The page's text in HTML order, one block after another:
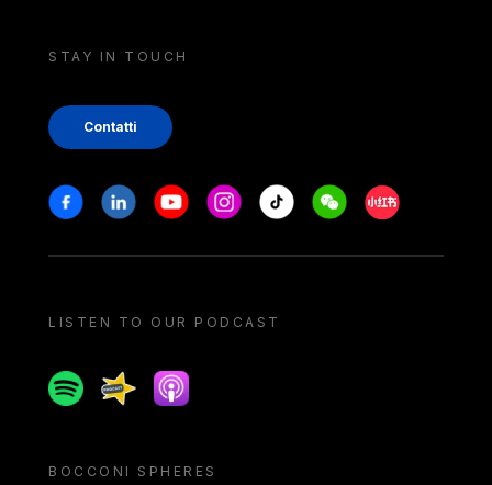
STAY IN TOUCH
Contatti
Stay in touch
FacebookLinkedinYoutubeInstagram
Tiktok WeechatXiaohongshu/
LISTEN TO OUR PODCAST
SpotifySpreakerApple podcast
BOCCONI SPHERES